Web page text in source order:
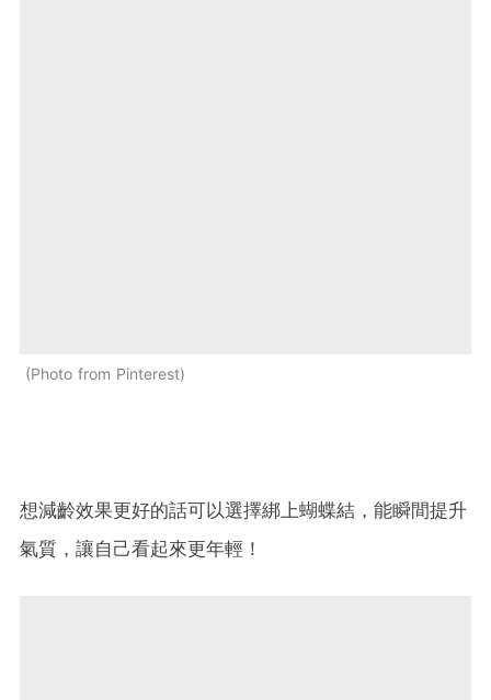
Photo from Pinterest
想減齡效果更好的話可以選擇綁上蝴蝶結，能瞬間提升
氣質，讓自己看起來更年輕！